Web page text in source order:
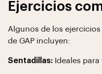
Ejercicios
Algunos de los
de GAP incluyen:
Sentadillas: Ideales